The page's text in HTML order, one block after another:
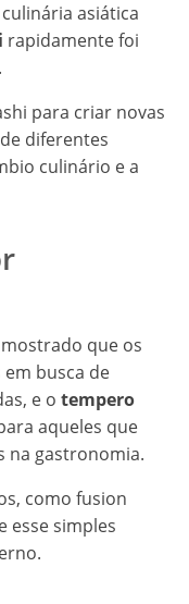
asiática
rapidamente foi
para criar novas
diferentes
culinário e a
que os
busca de
e o tempero
aqueles que
na gastronomia.
como fusion
esse simples